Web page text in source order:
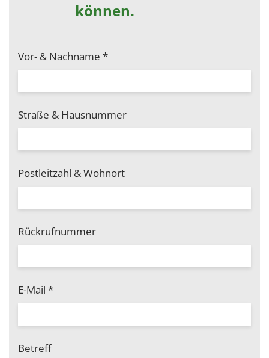
können.
Vor- & Nachname *
Straße & Hausnummer
Postleitzahl & Wohnort
Rückrufnummer
E-Mail *
Betreff